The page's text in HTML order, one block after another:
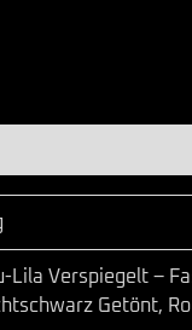
Lila Verspiegelt –
Getönt,